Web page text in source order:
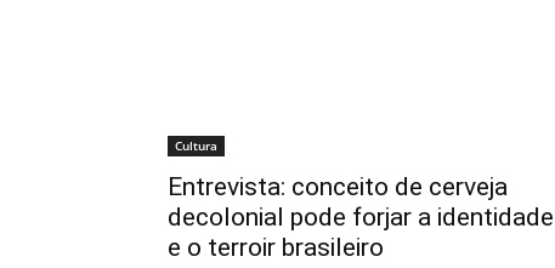
Cultura
Entrevista: conceito de cerveja
decolonial pode forjar a identidade
e o terroir brasileiro